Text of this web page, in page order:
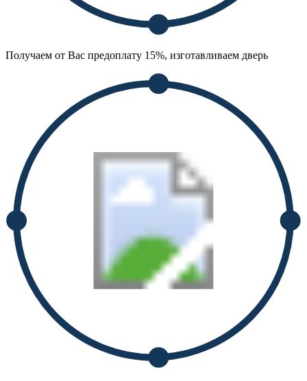
Получаем от Вас предоплату 15%, изготавливаем дверь